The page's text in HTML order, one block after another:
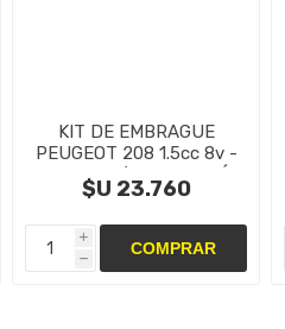
KIT DE EMBRAGUE
PEUGEOT 208 1.5cc 8v -
1.6cc 16v C/ COLOCACIÓN
$U 23.760
i
h